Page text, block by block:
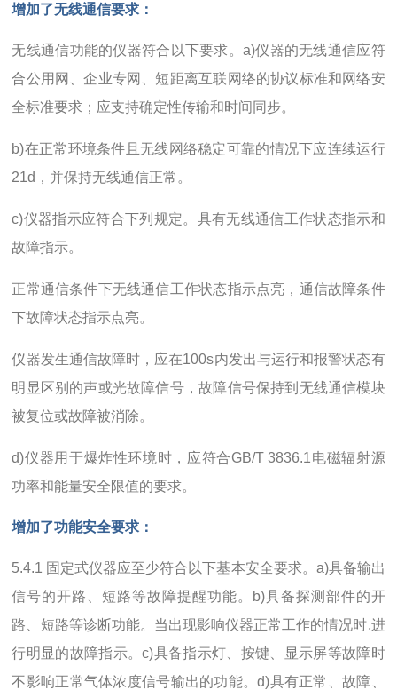
增加了无线通信要求：
无线通信功能的仪器符合以下要求。a)仪器的无线通信应符
合公用网、企业专网、短距离互联网络的协议标准和网络安
全标准要求；应支持确定性传输和时间同步。
b)在正常环境条件且无线网络稳定可靠的情况下应连续运行
21d，并保持无线通信正常。
c)仪器指示应符合下列规定。具有无线通信工作状态指示和
故障指示。
正常通信条件下无线通信工作状态指示点亮，通信故障条件
下故障状态指示点亮。
仪器发生通信故障时，应在100s内发出与运行和报警状态有
明显区别的声或光故障信号，故障信号保持到无线通信模块
被复位或故障被消除。
d)仪器用于爆炸性环境时，应符合GB/T 3836.1电磁辐射源
功率和能量安全限值的要求。
增加了功能安全要求：
5.4.1 固定式仪器应至少符合以下基本安全要求。a)具备输出
信号的开路、短路等故障提醒功能。b)具备探测部件的开
路、短路等诊断功能。当出现影响仪器正常工作的情况时,进
行明显的故障指示。c)具备指示灯、按键、显示屏等故障时
不影响正常气体浓度信号输出的功能。d)具有正常、故障、